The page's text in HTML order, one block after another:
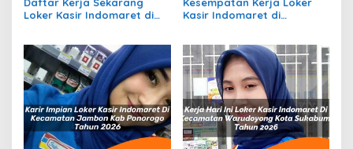
Loker Kasir Indomaret di
Kasir Indomaret di